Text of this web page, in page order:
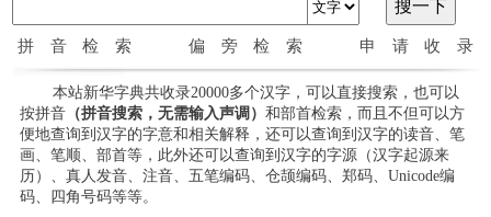
拼音检索 偏旁检索 申请收录
本站新华字典共收录20000多个汉字，可以直接搜索，也可以
按拼音（拼音搜索，无需输入声调） 和部首检索，而且不但可以方
便地查询到汉字的字意和相关解释，还可以查询到汉字的读音、笔
画、笔顺、部首等，此外还可以查询到汉字的字源（汉字起源来
历）、真人发音、注音、五笔编码、仓颉编码、郑码、Unicode编
码、四角号码等等。